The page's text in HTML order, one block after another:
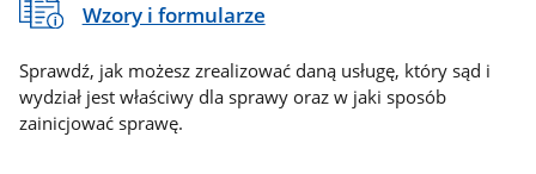
Wzory i formularze
Sprawdź, jak możesz zrealizować daną usługę, który sąd i
wydział jest właściwy dla sprawy oraz w jaki sposób
zainicjować sprawę.